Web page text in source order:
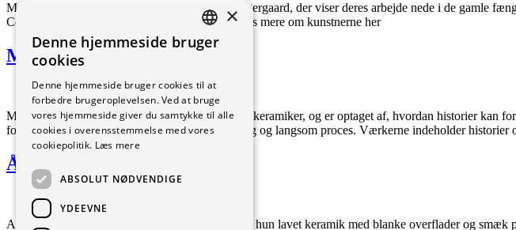
Mod tre unge internationale kunstnere fra Guldagergaard, der viser deres arbejde nede i de gamle
Colombia Aleksander Kacper Glich – Poland Læs mere om kunstnerne her
Marie Rosendahl Chemnitz
Marie Rosendahl Chemnitz er både scenograf og keramiker, og er optaget af, hvordan historier kan
for fortællinger fortsatte i en mere fri, håndgribelig og langsom proces. Værkerne indeholder
Årets bord
Ane er 4. generation af keramikere, og i 23 år har hun lavet keramik med blanke overflader og
DANISH
GERMAN
×
Denne hjemmeside bruger
cookies
Denne hjemmeside bruger cookies til at
forbedre brugeroplevelsen. Ved at bruge
vores hjemmeside giver du samtykke til alle
cookies i overensstemmelse med vores
cookiepolitik. Læs mere
ABSOLUT NØDVENDIGE
YDEEVNE